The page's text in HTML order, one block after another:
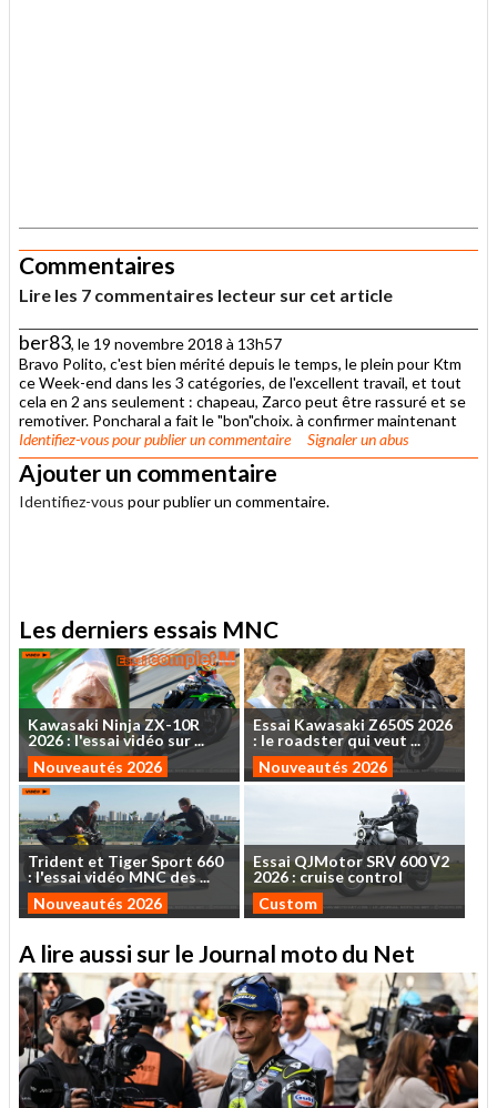
Commentaires
Lire les 7 commentaires lecteur sur cet article
ber83, le 19 novembre 2018 à 13h57
Bravo Polito, c'est bien mérité depuis le temps, le plein pour Ktm
ce Week-end dans les 3 catégories, de l'excellent travail, et tout
cela en 2 ans seulement : chapeau, Zarco peut être rassuré et se
remotiver. Poncharal a fait le "bon"choix. à confirmer maintenant
Identifiez-vouspour publier un commentaire Signaler un abus
Ajouter un commentaire
Identifiez-vous pour publier un commentaire.
Les derniers essais MNC
Kawasaki NinjaZX-10R
2026: l'essaividéo sur...
Nouveautés 2026
Essai Kawasaki Z650S 2026
: le roadsterquiveut ...
Nouveautés 2026
Trident et TigerSport 660
: l'essaividéo MNCdes...
Nouveautés 2026
EssaiQJMotorSRV 600V2
2026 : cruise control
Custom
A lire aussi sur le Journal moto du Net